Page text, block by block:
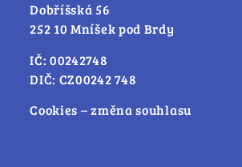
Dobříšská 56
252 10 Mníšek pod Brdy
IČ: 00242748
DIČ: CZ00242 748
Cookies – změna souhlasu